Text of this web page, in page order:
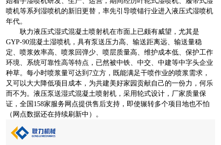
喷机等系列湿喷机的新旧更替，率先引导喷锚行业进入液压式湿喷机
年代。
耿力液压式湿式混凝土喷射机在市面上已颇有威望，尤其是
GYP-90混凝土湿喷机，具有泵送压力高、输送距离远、输送量稳
定、喷浆效率高、喷浆回弹少、喷层质量高、维护成本低、保护工作
环境、系统可靠性高等特点，已然被中铁、中交、中建等中字头企业
种草。每小时喷浆量可达到7立方，既能满足干喷作业的喷浆需求，
又可以大大降低项目成本，为共建美好家园贡献自己的一份力，何乐
而不为。液压泵送湿式混凝土喷射机，采用轮式设计，厂家质量保
证，全国158家服务网点提供售后支持，即使辗转多个项目地也不怕
（网点数据还在持续刷新中）。